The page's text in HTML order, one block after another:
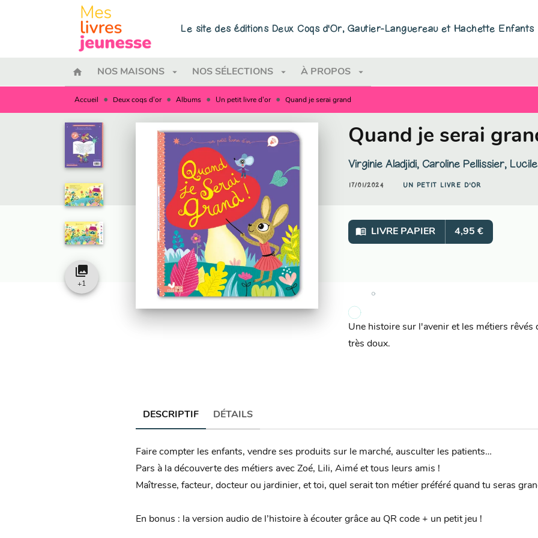
MENU
Le site des éditions Deux Coqs d'Or, Gautier-Languereau et Hachette Enfants
home NOS MAISONS arrow_drop_down NOS SÉLECTIONS arrow_drop_down À PROPOS arrow_drop_down
Accueil • Deux coqs d'or • Albums • Un petit livre d'or • Quand je serai grand
Quand je serai
Virginie Aladjidi,Caroline Pellissier,
17/01/2024 UN PETIT LIVRE D'OR
menu_book LIVRE PAPIER 4,95 €
Une histoire sur l'avenir et les métiers
très doux.
collections
+1
DESCRIPTIF DÉTAILS
Faire compter les enfants, vendre ses produits sur le marché, ausculter les patients…
Pars à la découverte des métiers avec Zoé, Lili, Aimé et tous leurs amis !
Maîtresse, facteur, docteur ou jardinier, et toi, quel serait ton métier préféré quand tu seras
En bonus : la version audio de l’histoire à écouter grâce au QR code + un petit jeu !